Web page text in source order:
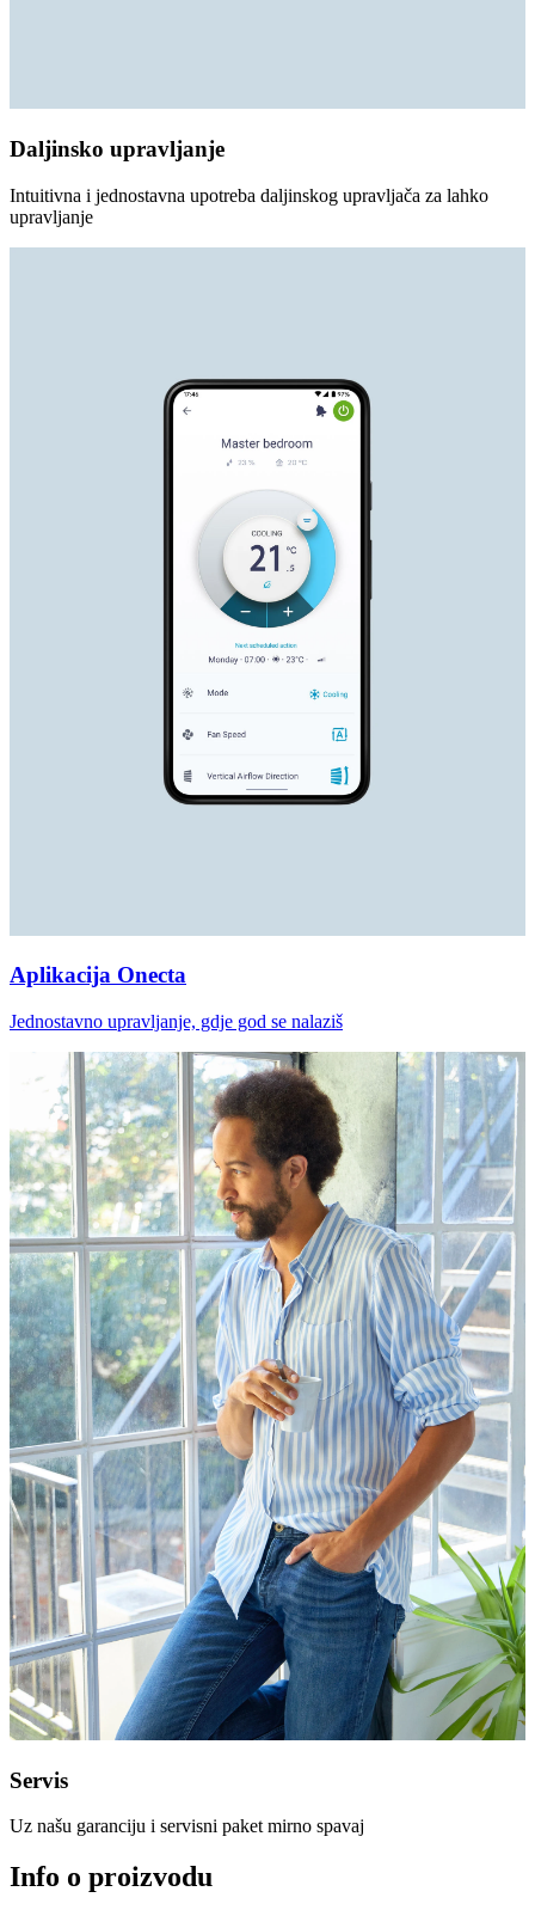
Daljinsko upravljanje
Intuitivna i jednostavna upotreba daljinskog upravljača za lahko
upravljanje
Aplikacija Onecta
Jednostavno upravljanje, gdje god se nalaziš
Servis
Uz našu garanciju i servisni paket mirno spavaj
Info o proizvodu